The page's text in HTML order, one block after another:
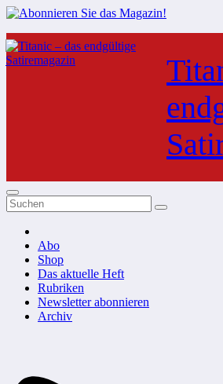
Zum
Inhalt
springen
Abo
Shop
Das aktuelle Heft
Rubriken
Newsletter abonnieren
Archiv